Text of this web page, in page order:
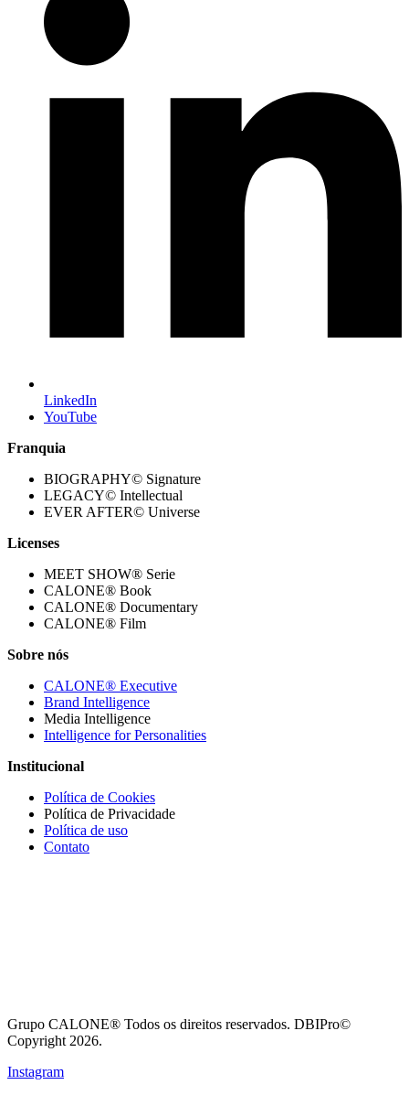
LinkedIn
YouTube
Franquia
BIOGRAPHY© Signature
LEGACY© Intellectual
EVER AFTER© Universe
Licenses
MEET SHOW® Serie
CALONE® Book
CALONE® Documentary
CALONE® Film
Sobre nós
CALONE® Executive
Brand Intelligence
Media Intelligence
Intelligence for Personalities
Institucional
Política de Cookies
Política de Privacidade
Política de uso
Contato
Grupo CALONE® Todos os direitos reservados. DBIPro©
Copyright 2026.
Instagram